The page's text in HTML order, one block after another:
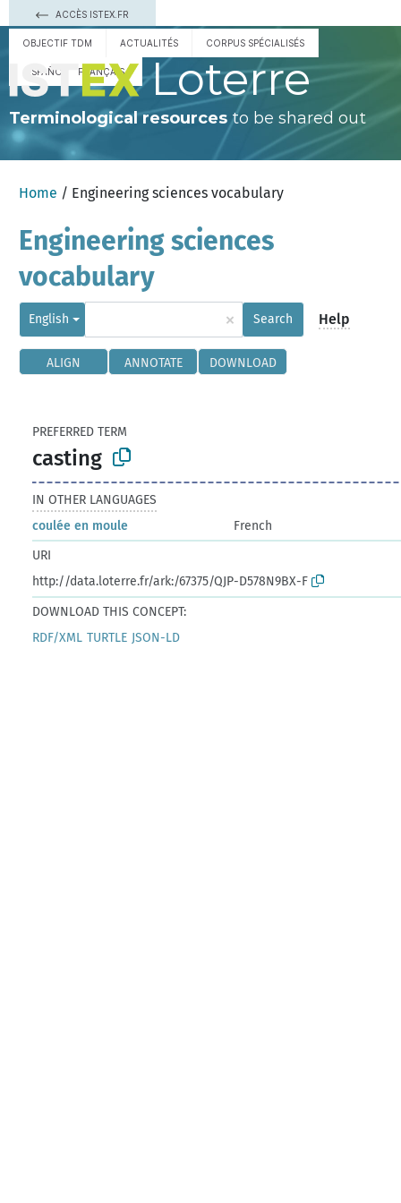
ACCÈS ISTEX.FR
OBJECTIF TDM ACTUALITÉS CORPUS SPÉCIALISÉS
ESPAÑOL FRANÇAIS Loterre
Terminological resourcesto be shared out
Home / Engineering sciences vocabulary
Engineering sciences
vocabulary
English × Search Help
ALIGN ANNOTATE DOWNLOAD
PREFERRED TERM
casting
IN OTHER LANGUAGES
coulée en moule
French
URI
http://data.loterre.fr/ark:/67375/QJP-D578N9BX-F
DOWNLOAD THIS CONCEPT:
RDF/XML TURTLE JSON-LD